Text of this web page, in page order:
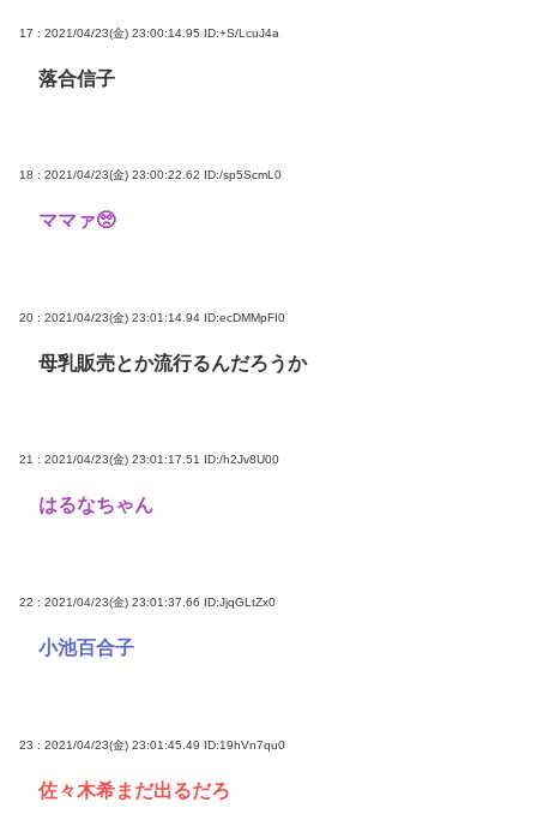
17 : 2021/04/23(金) 23:00:14.95 ID:+S/LcuJ4a
落合信子
18 : 2021/04/23(金) 23:00:22.62 ID:/sp5ScmL0
ママァ🥺
20 : 2021/04/23(金) 23:01:14.94 ID:ecDMMpFI0
母乳販売とか流行るんだろうか
21 : 2021/04/23(金) 23:01:17.51 ID:/h2Jv8U00
はるなちゃん
22 : 2021/04/23(金) 23:01:37.66 ID:JjqGLtZx0
小池百合子
23 : 2021/04/23(金) 23:01:45.49 ID:19hVn7qu0
佐々木希まだ出るだろ